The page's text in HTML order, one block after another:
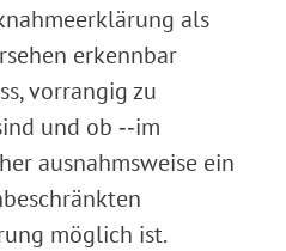
als
erkennbar
vorrangig zu
und ob ‑‑im
ausnahmsweise ein
möglich ist.